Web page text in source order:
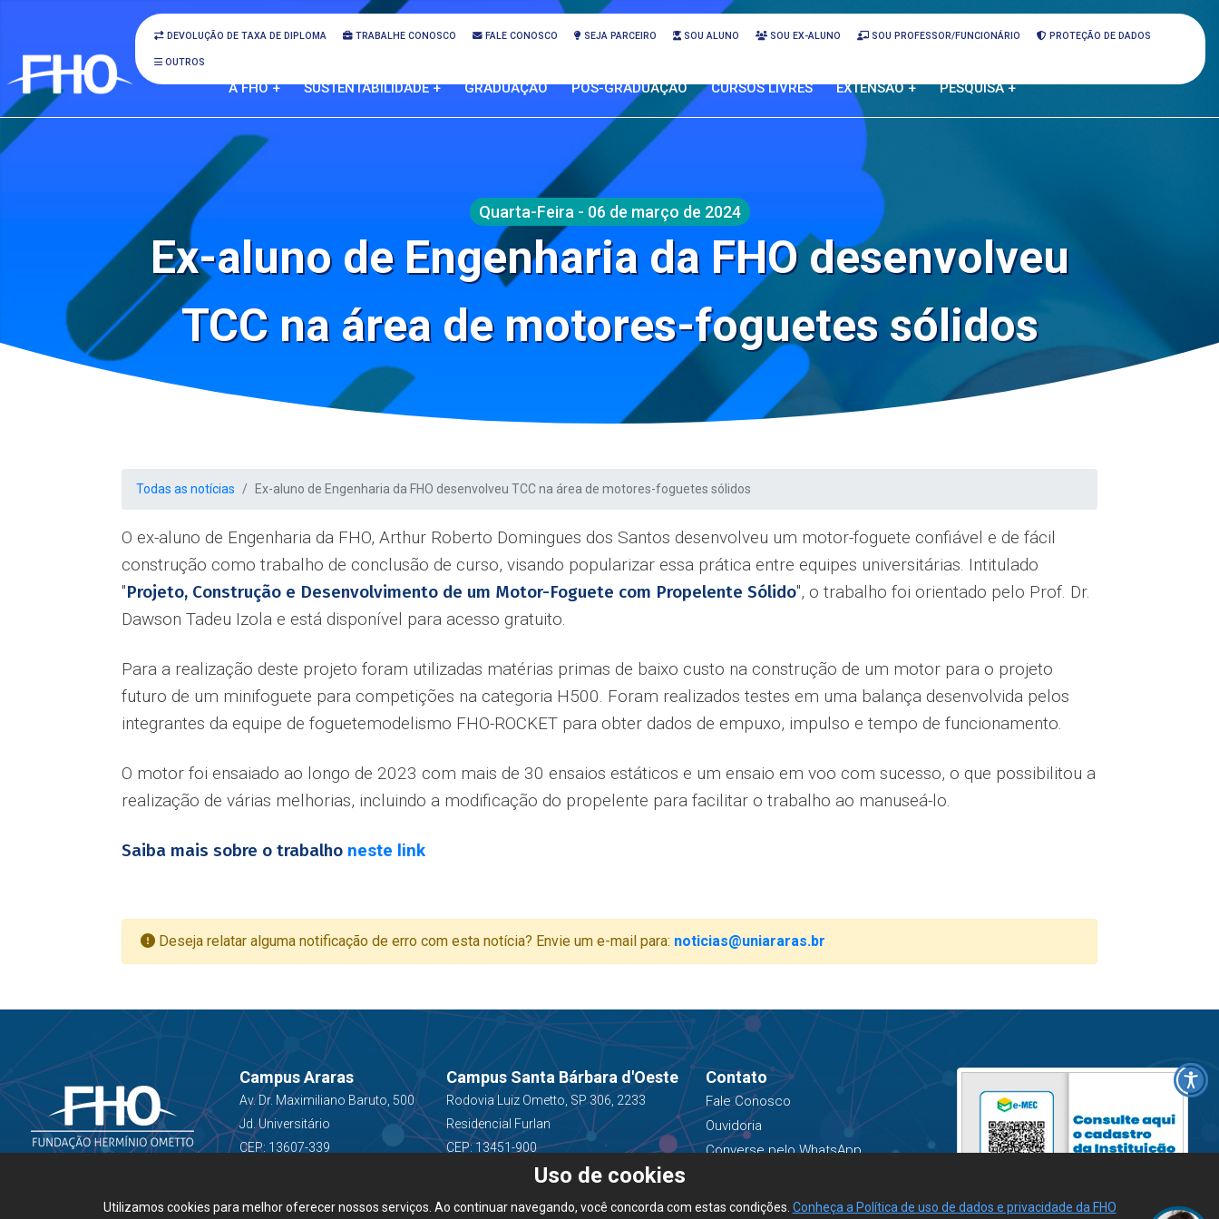
DEVOLUÇÃO DE TAXA DE DIPLOMA TRABALHE CONOSCO FALE CONOSCO SEJA PARCEIRO SOU ALUNO SOU EX-ALUNO SOU PROFESSOR/FUNCIONÁRIO PROTEÇÃO DE DADOS
OUTROS
A FHO + SUSTENTABILIDADE + GRADUAÇÃO PÓS-GRADUAÇÃO CURSOS LIVRES EXTENSÃO + PESQUISA +
Quarta-Feira - 06 de março de 2024
Ex-aluno de Engenharia da FHO desenvolveu
TCC na área de motores-foguetes sólidos
Todas as notícias Ex-aluno de Engenharia da FHO desenvolveu TCC na área de motores-foguetes sólidos
O ex-aluno de Engenharia da FHO, Arthur Roberto Domingues dos Santos desenvolveu um motor-foguete confiável e de fácil
construção como trabalho de conclusão de curso, visando popularizar essa prática entre equipes universitárias. Intitulado
''Projeto, Construção e Desenvolvimento de um Motor-Foguete com Propelente Sólido'', o trabalho foi orientado pelo Prof. Dr.
Dawson Tadeu Izola e está disponível para acesso gratuito.
Para a realização deste projeto foram utilizadas matérias primas de baixo custo na construção de um motor para o projeto
futuro de um minifoguete para competições na categoria H500. Foram realizados testes em uma balança desenvolvida pelos
integrantes da equipe de foguetemodelismo FHO-ROCKET para obter dados de empuxo, impulso e tempo de funcionamento.
O motor foi ensaiado ao longo de 2023 com mais de 30 ensaios estáticos e um ensaio em voo com sucesso, o que possibilitou a
realização de várias melhorias, incluindo a modificação do propelente para facilitar o trabalho ao manuseá-lo.
Saiba mais sobre o trabalho neste link
Deseja relatar alguma notificação de erro com esta notícia? Envie um e-mail para: noticias@uniararas.br
Campus Araras
Av. Dr. Maximiliano Baruto, 500
Jd. Universitário
CEP: 13607-339
Campus Santa Bárbara d'Oeste
Rodovia Luiz Ometto, SP 306, 2233
Residencial Furlan
CEP: 13451-900
Contato
Fale Conosco
Ouvidoria
Converse pelo WhatsApp
Uso de cookies
Utilizamos cookies para melhor oferecer nossos serviços. Ao continuar navegando, você concorda com estas condições. Conheça a Política de uso de dados e privacidade da FHO